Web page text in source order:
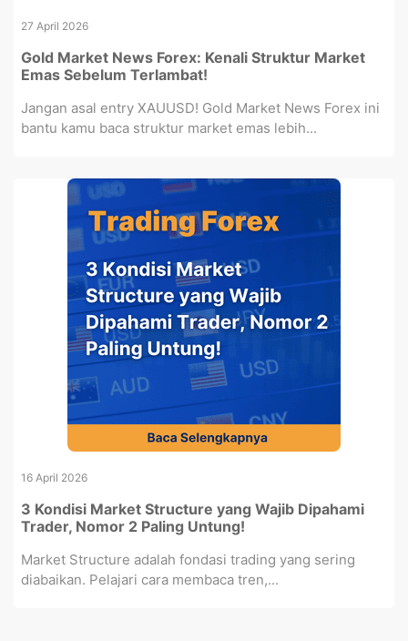
27 April 2026
Gold Market News Forex: Kenali Struktur Market
Emas Sebelum Terlambat!
Jangan asal entry XAUUSD! Gold Market News Forex ini
bantu kamu baca struktur market emas lebih...
16 April 2026
3 Kondisi Market Structure yang Wajib Dipahami
Trader, Nomor 2 Paling Untung!
Market Structure adalah fondasi trading yang sering
diabaikan. Pelajari cara membaca tren,...